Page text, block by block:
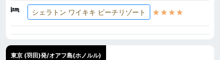
シェラトン ワイキキ ビーチリゾート ★★★★
東京 (羽田)発/オアフ島(ホノルル)